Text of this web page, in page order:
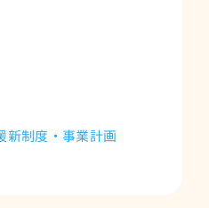
新制度・事業計画